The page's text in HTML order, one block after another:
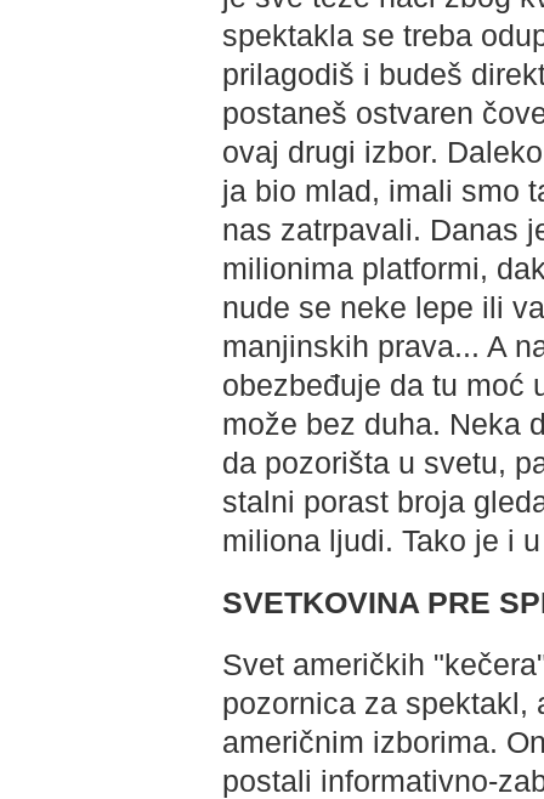
spektakla se treba
prilagodiš i budeš
postaneš ostvaren
ovaj drugi izbor.
ja bio mlad, imali smo
nas zatrpavali. Danas
milionima platformi,
nude se neke lepe ili
manjinskih prava... A
obezbeđuje da tu moć
može bez duha. Neka
da pozorišta u svetu,
stalni porast broja
miliona ljudi. Tako je i
SVETKOVINA PRE
Svet američkih
pozornica za spektakl,
američnim izborima.
postali informativno-